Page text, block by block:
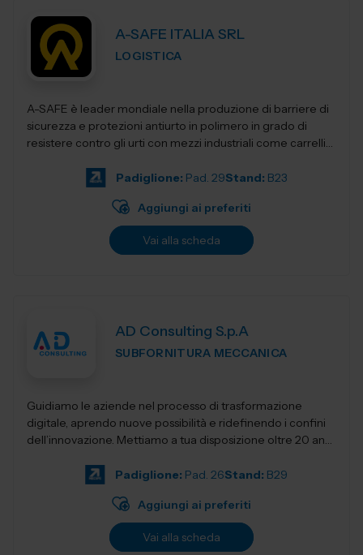
A-SAFE ITALIA SRL
LOGISTICA
A-SAFE è leader mondiale nella produzione di barriere di
sicurezza e protezioni antiurto in polimero in grado di
resistere contro gli urti con mezzi industriali come carrelli
Padiglione: Pad. 29Stand: B23
Aggiungi ai preferiti
Vai alla scheda
AD Consulting S.p.A
SUBFORNITURA MECCANICA
Guidiamo le aziende nel processo di trasformazione
digitale, aprendo nuove possibilità e ridefinendo i confini
dell’innovazione. Mettiamo a tua disposizione oltre 20 anni
Padiglione: Pad. 26Stand: B29
Aggiungi ai preferiti
Vai alla scheda